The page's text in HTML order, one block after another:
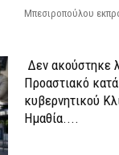
Μπεσιροπούλου
Δεν ακούστηκε
Προαστιακό
κυβερνητικού
Ημαθία....